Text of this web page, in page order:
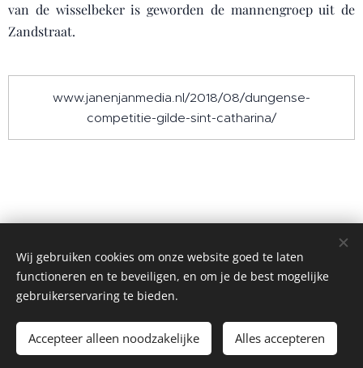
van de wisselbeker is geworden de mannengroep uit de
Zandstraat.
www.janenjanmedia.nl/2018/08/dungense-
competitie-gilde-sint-catharina/
©2004 Alle rechten voorbehouden
~ Gilde Sint-Catharina Anno 1595 ~
Wij gebruiken cookies om onze website goed te laten
functioneren en te beveiligen, en om je de best mogelijke
gebruikerservaring te bieden.
Accepteer alleen noodzakelijke Alles accepteren